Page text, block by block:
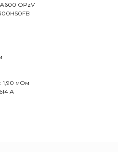
OPzV
1,90 мОм
А